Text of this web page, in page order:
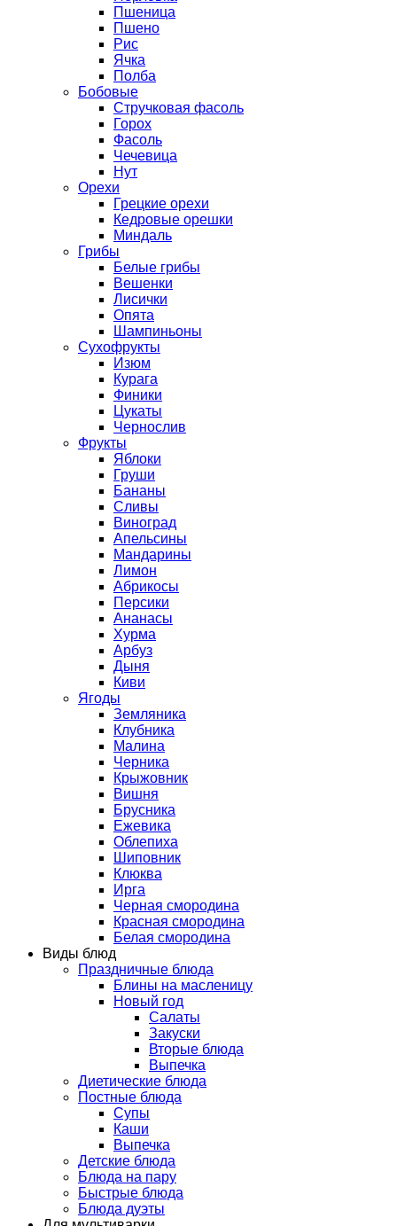
Пшеница
Пшено
Рис
Ячка
Полба
Бобовые
Стручковая фасоль
Горох
Фасоль
Чечевица
Нут
Орехи
Грецкие орехи
Кедровые орешки
Миндаль
Грибы
Белые грибы
Вешенки
Лисички
Опята
Шампиньоны
Сухофрукты
Изюм
Курага
Финики
Цукаты
Чернослив
Фрукты
Яблоки
Груши
Бананы
Сливы
Виноград
Апельсины
Мандарины
Лимон
Абрикосы
Персики
Ананасы
Хурма
Арбуз
Дыня
Киви
Ягоды
Земляника
Клубника
Малина
Черника
Крыжовник
Вишня
Брусника
Ежевика
Облепиха
Шиповник
Клюква
Ирга
Черная смородина
Красная смородина
Белая смородина
Виды блюд
Праздничные блюда
Блины на масленицу
Новый год
Салаты
Закуски
Вторые блюда
Выпечка
Диетические блюда
Постные блюда
Супы
Каши
Выпечка
Детские блюда
Блюда на пару
Быстрые блюда
Блюда дуэты